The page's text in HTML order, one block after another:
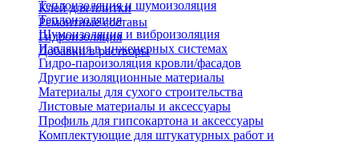
Клей для плитки
Ремонтные составы
Гидроизоляция
Добавки в растворы
Теплоизоляция и шумоизоляция
Теплоизоляция
Шумоизоляция и виброизоляция
Изоляция в инженерных системах
Гидро-пароизоляция кровли/фасадов
Другие изоляционные материалы
Материалы для сухого строительства
Листовые материалы и аксессуары
Профиль для гипсокартона и аксессуары
Комплектующие для штукатурных работ и